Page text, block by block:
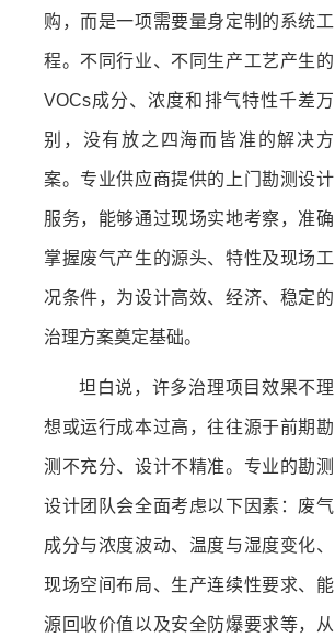
购，而是一项需要量身定制的系统工
程。不同行业、不同生产工艺产生的
VOCs成分、浓度和排气特性千差万
别，没有放之四海而皆准的解决方
案。专业供应商提供的上门勘测设计
服务，能够通过现场实地考察，准确
掌握废气产生的源头、特性及现场工
况条件，为设计高效、经济、稳定的
治理方案奠定基础。
坦白说，许多治理项目效果不理
想或运行成本过高，往往源于前期勘
测不充分、设计不精准。专业的勘测
设计团队会全面考虑以下因素：废气
成分与浓度波动、温度与湿度变化、
现场空间布局、生产连续性要求、能
源回收价值以及安全防爆要求等，从